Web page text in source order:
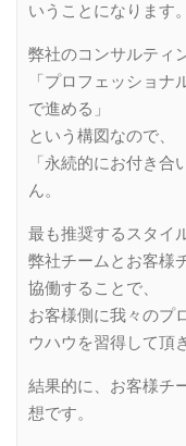
いうことになります。
弊社のコンサルティ
「プロフェッショ
で進める」
という構図なので、
「永続的にお付き
ん。
最も推奨するスタイ
弊社チームとお客様
協働することで、
お客様側に我々のプ
ウハウを習得して頂
結果的に、お客様チ
想です。